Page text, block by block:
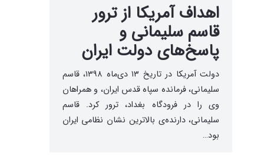
اهداف آمریکا از ترور
قاسم سلیمانی و
پاسخ‌های دولت ایران
دولت آمریکا در تاریخ ۱۳ دی‌ماه ۱۳۹۸، قاسم
سلیمانی، فرمانده سپاه قدس ایران، و همراهان
وی را در فرودگاه بغداد، ترور کرد. قاسم
سلیمانی، دارنده‌ی بالاترین نشان نظامی ایران
بود…